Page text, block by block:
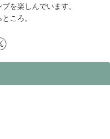
を楽しんでいます。
ころ。